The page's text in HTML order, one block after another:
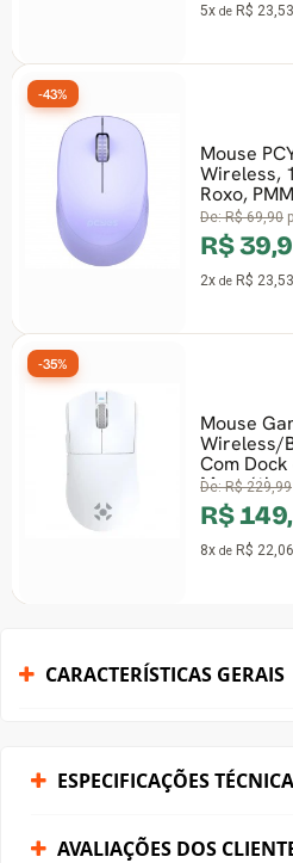
5xdeR$ 23,53
Mouse
Wireless,
Roxo,
De:R$ 69,90
R$
2xdeR$ 23,53
-43%
Mouse
Wireless/
Com
Magnético,
De:R$ 229,99
R$
8xdeR$ 22,06
-35%
CARACTERÍSTICAS GERAIS
ESPECIFICAÇÕES
AVALIAÇÕES DOS